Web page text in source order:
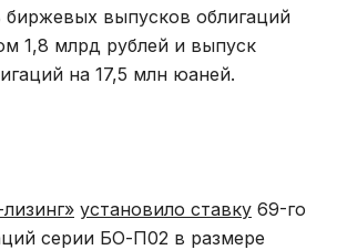
биржевых выпусков облигаций
1,8 млрд рублей и выпуск
на 17,5 млн юаней.
установило ставку 69-го
серии БО-П02 в размере